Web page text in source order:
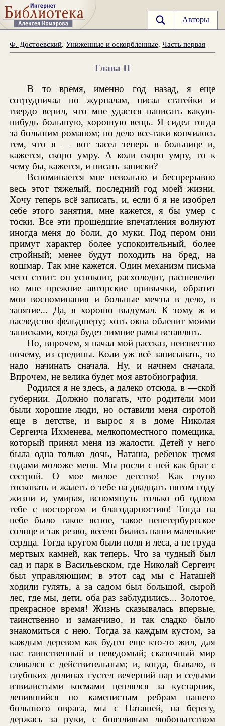
Авторы
Ф. Достоевский.Униженные и оскорбленные.Часть первая
Глава II
В то время, именно год назад, я еще
сотрудничал по журналам, писал статейки и
твердо верил, что мне удастся написать какую-
нибудь большую, хорошую вещь. Я сидел тогда
за большим романом; но дело все-таки кончилось
тем, что я — вот засел теперь в больнице и,
кажется, скоро умру. А коли скоро умру, то к
чему бы, кажется, и писать записки?
Вспоминается мне невольно и беспрерывно
весь этот тяжелый, последний год моей жизни.
Хочу теперь всё записать, и, если б я не изобрел
себе этого занятия, мне кажется, я бы умер с
тоски. Все эти прошедшие впечатления волнуют
иногда меня до боли, до муки. Под пером они
примут характер более успокоительный, более
стройный; менее будут походить на бред, на
кошмар. Так мне кажется. Один механизм письма
чего стоит: он успокоит, расхолодит, расшевелит
во мне прежние авторские привычки, обратит
мои воспоминания и больные мечты в дело, в
занятие... Да, я хорошо выдумал. К тому ж и
наследство фельдшеру; хоть окна облепит моими
записками, когда будет зимние рамы вставлять.
Но, впрочем, я начал мой рассказ, неизвестно
почему, из средины. Коли уж всё записывать, то
надо начинать сначала. Ну, и начнем сначала.
Впрочем, не велика будет моя автобиография.
Родился я не здесь, а далеко отсюда, в —ской
губернии. Должно полагать, что родители мои
были хорошие люди, но оставили меня сиротой
еще в детстве, и вырос я в доме Николая
Сергеича Ихменева, мелкопоместного помещика,
который принял меня из жалости. Детей у него
была одна только дочь, Наташа, ребенок тремя
годами моложе меня. Мы росли с ней как брат с
сестрой. О мое милое детство! Как глупо
тосковать и жалеть о тебе на двадцать пятом году
жизни и, умирая, вспомянуть только об одном
тебе с восторгом и благодарностию! Тогда на
небе было такое ясное, такое непетербургское
солнце и так резво, весело бились наши маленькие
сердца. Тогда кругом были поля и леса, а не груда
мертвых камней, как теперь. Что за чудный был
сад и парк в Васильевском, где Николай Сергеич
был управляющим; в этот сад мы с Наташей
ходили гулять, а за садом был большой, сырой
лес, где мы, дети, оба раз заблудились... Золотое,
прекрасное время! Жизнь сказывалась впервые,
таинственно и заманчиво, и так сладко было
знакомиться с нею. Тогда за каждым кустом, за
каждым деревом как будто еще кто-то жил, для
нас таинственный и неведомый; сказочный мир
сливался с действительным; и, когда, бывало, в
глубоких долинах густел вечерний пар и седыми
извилистыми космами цеплялся за кустарник,
лепившийся по каменистым ребрам нашего
большого оврага, мы с Наташей, на берегу,
держась за руки, с боязливым любопытством